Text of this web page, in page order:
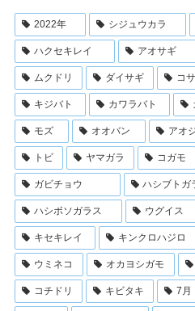
2022年 シジュウカラ
ハクセキレイ アオサギ
ムクドリ ダイサギ コ
キジバト カワラバト
モズ オオバン アオ
トビ ヤマガラ コガモ
ガビチョウ ハシブトガ
ハシボソガラス ウグイス
キセキレイ キンクロハジロ
ウミネコ オカヨシガモ
コチドリ キビタキ 7月